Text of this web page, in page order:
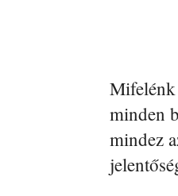
Mifelénk
minden
mindez